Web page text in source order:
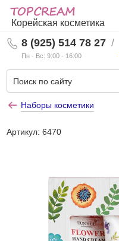
Корейская косметика
8 (925) 514 78 27
Пн - Вс: 9:00 - 16:00
/
Наборы косметики
Артикул:6470